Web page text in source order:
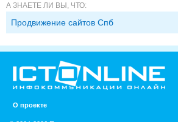
А ЗНАЕТЕ ЛИ ВЫ, ЧТО:
Продвижение сайтов Спб
О проекте